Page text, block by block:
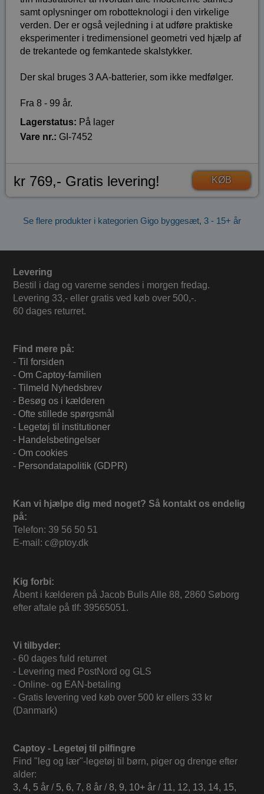
samt oplysninger om robotteknologi i den virkelige
verden. Der er også vejledning i at udføre praktiske
eksperimenter i tredimensionel geometri ved hjælp af
de trekantede og femkantede skalstykker.
Der skal bruges 3 AA-batterier, som ikke medfølger.
Fra 8 - 99 år.
Lagerstatus: På lager
Vare nr.: GI-7452
kr 769,- Gratis levering! KØB
Se flere produkter i kategorien Gigo byggesæt, 3 - 15+ år
Levering
Bestil i dag og varerne sendes i morgen fredag.
Levering 33,- eller gratis ved køb over 500,-.
60 dages returret.
Find mere på:
- Til forsiden
- Om Captoy-familien
- Tilmeld Nyhedsbrev
- Besøg os i kælderen
- Ofte stillede spørgsmål
- Legetøj til institutioner
- Handelsbetingelser
- Om cookies
- Persondatapolitik (GDPR)
Kan vi hjælpe dig med noget? Så kontakt os endelig
på:
Telefon: 39 56 50 51
E-mail: c@ptoy.dk
Kig forbi:
Åbent i kælderen på Jacob Bulls Alle 88, 2860 Søborg
efter aftale på tlf: 39565051.
Vi tilbyder:
- 60 dages fuld returret
- Levering med PostNord og GLS
- Online- og EAN-betaling
- Gratis levering ved køb over 500 kr ellers 33 kr
(Danmark)
Captoy - Legetøj til pilfingre
Find "leg og lær"-legetøj til børn, piger og drenge efter
alder:
3, 4, 5 år / 5, 6, 7, 8 år /8, 9, 10+ år / 11, 12, 13, 14, 15,